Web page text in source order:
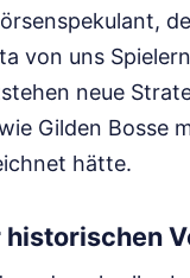
von uns
neue
Gilden Bosse
hätte.
historischen